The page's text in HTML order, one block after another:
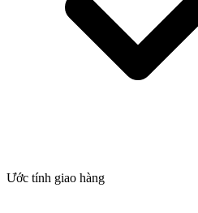
Ước tính giao hàng